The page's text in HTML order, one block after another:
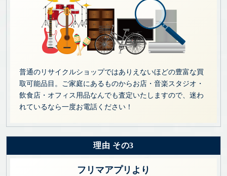
普通のリサイクルショップではありえないほどの豊富な買
取可能品目。ご家庭にあるものからお店・音楽スタジオ・
飲食店・オフィス用品なんでも査定いたしますので、迷わ
れているなら一度お電話ください！
理由 その3
フリマアプリより